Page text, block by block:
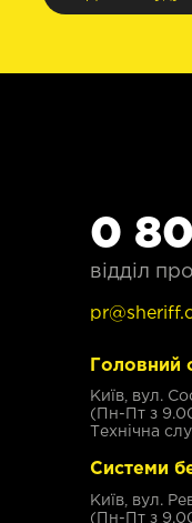
0
Київ, вул.
(Пн-Пт з
Технічна
відділ
Системи
Київ, вул.
(Пн-Пт з